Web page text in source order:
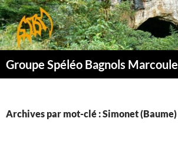
Aller
au
contenu
Groupe Spéléo Bagnols Marcoule
Archives par mot-clé : Simonet (Baume)